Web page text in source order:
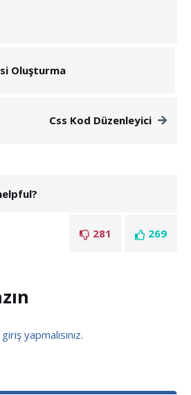
Oluşturma
Css Kod Düzenleyici
269
281
giriş yapmalısınız.